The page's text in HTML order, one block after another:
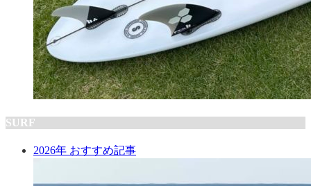
SURF
2026年 おすすめ記事